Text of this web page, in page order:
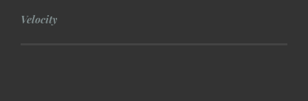
Velocity